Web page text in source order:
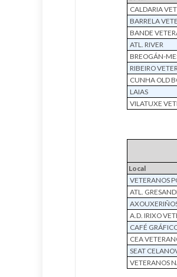
CALDARIA
BARRELA
BANDE
ATL. RIVER
BREOGÁN-
RIBEIRO
CUNHA OLD
LAIAS
VILATUXE
Local
VETERANOS
ATL.
A.D. IRIXO
CAFÉ
CEA
SEAT
VETERANOS